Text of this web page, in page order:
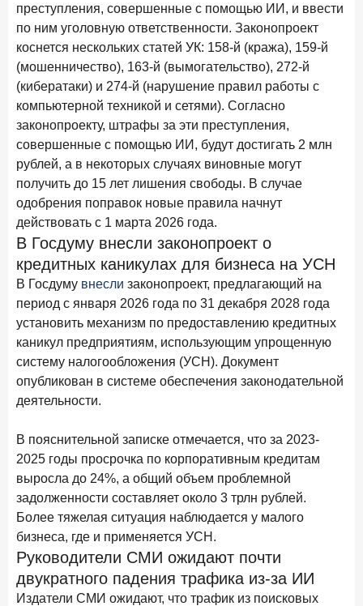
28 мая 2026 года ИССЛЕДОВАНИЕ
Доверие становится главным фактором на рынке
Private banking
25 мая 2026 года ИССЛЕДОВАНИЕ
Ипотека в России: итоги апреля 2026 года в цифрах
13 мая 2026 года ИССЛЕДОВАНИЕ
«Ни один зарубежный private банк не может
сравниться с российским»
6 мая 2026 года ИССЛЕДОВАНИЕ
По итогам апреля 2026 года объем выдач кредитов
составил 968 млрд руб.
29 апреля 2026 года ИССЛЕДОВАНИЕ
Конкуренция на рынке инвестиционно-страховых
продуктов усиливается
28 апреля 2026 года ИССЛЕДОВАНИЕ
Привязанность побеждает ставку? Как выбирают банк
для сбережений в 2026 году
27 апреля 2026 года
снижения ключевой ставки до 14,5%
Цифра дня
Средний срок ипотеки на вторичном рынке
23,3лет
Frank Data. Ипотека Поделиться
преступления, совершенные с помощью ИИ, и ввести
по ним уголовную ответственности. Законопроект
коснется нескольких статей УК: 158-й (кража), 159-й
(мошенничество), 163-й (вымогательство), 272-й
(кибератаки) и 274-й (нарушение правил работы с
компьютерной техникой и сетями). Согласно
законопроекту, штрафы за эти преступления,
совершенные с помощью ИИ, будут достигать 2 млн
рублей, а в некоторых случаях виновные могут
получить до 15 лет лишения свободы. В случае
одобрения поправок новые правила начнут
действовать с 1 марта 2026 года.
В Госдуму внесли законопроект о
кредитных каникулах для бизнеса на УСН
В Госдуму внесли законопроект, предлагающий на
период с января 2026 года по 31 декабря 2028 года
установить механизм по предоставлению кредитных
каникул предприятиям, использующим упрощенную
систему налогообложения (УСН). Документ
опубликован в системе обеспечения законодательной
деятельности.
В пояснительной записке отмечается, что за 2023-
2025 годы просрочка по корпоративным кредитам
выросла до 24%, а общий объем проблемной
задолженности составляет около 3 трлн рублей.
Более тяжелая ситуация наблюдается у малого
бизнеса, где и применяется УСН.
Руководители СМИ ожидают почти
двукратного падения трафика из-за ИИ
Издатели СМИ ожидают, что трафик из поисковых